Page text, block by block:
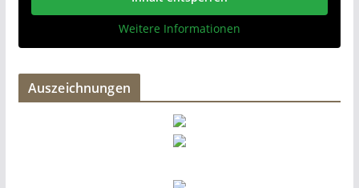
Weitere Informationen
Auszeichnungen